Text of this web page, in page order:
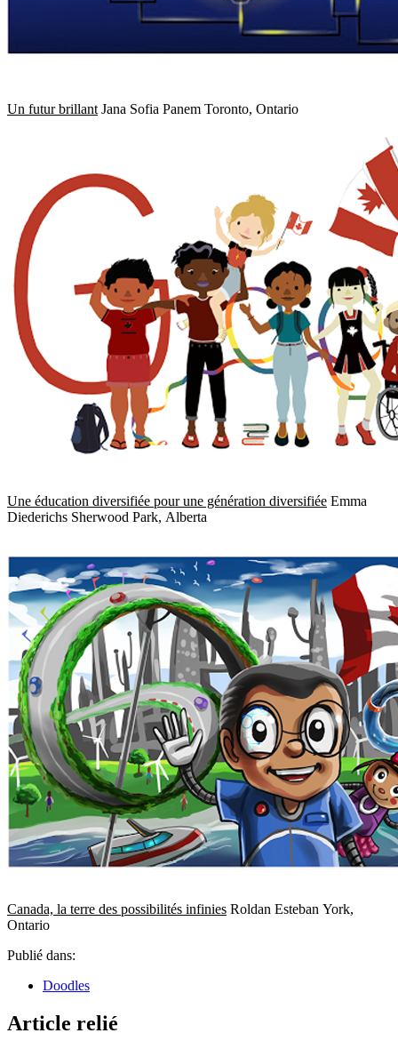
Un futur brillant Jana Sofia Panem Toronto, Ontario
Une éducation diversifiée pour une génération diversifiée Emma
Diederichs Sherwood Park, Alberta
Canada, la terre des possibilités infinies Roldan Esteban York,
Ontario
Publié dans:
Doodles
Article relié